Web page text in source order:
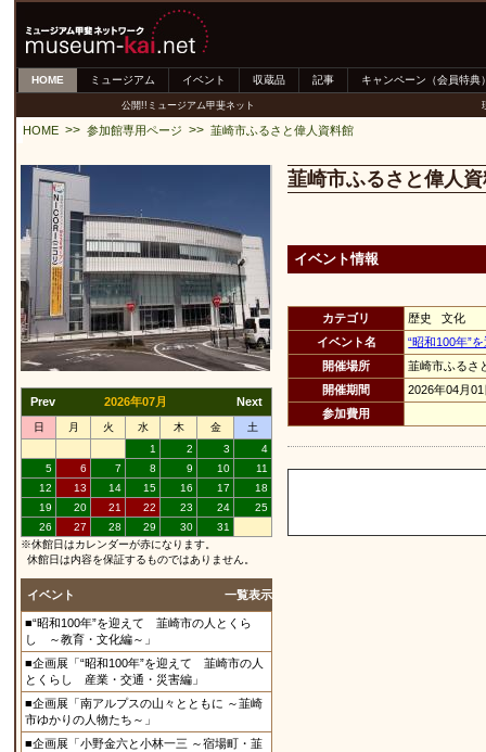
HOME ミュージアム イベント 収蔵品 記事 キャンペーン（会員特典
公開!!ミュージアム甲斐ネット
HOME >> 参加館専用ページ >> 韮崎市ふるさと偉人資料館
Prev 2026年07月 Next
日 月 火 水 木 金
土
1
2 3
4
5
6 7 8 9 10
11
12
13 14 15 16 17
18
19
20 21 22 23 24
25
26
27 28 29 30
31
※休館日はカレンダーが赤になります。
休館日は内容を保証するものではありません。
イベント 一覧表示
■“昭和100年”を迎えて 韮崎市の人とくら
し ～教育・文化編～」
■企画展「“昭和100年”を迎えて 韮崎市の人
とくらし 産業・交通・災害編」
■企画展「南アルプスの山々とともに ～韮崎
市ゆかりの人物たち～」
■企画展「小野金六と小林一三 ～宿場町・韮
韮崎市ふるさと偉人
イベント情報
カテゴリ
歴史 文化
イベント名
“昭和100年”
開催場所
韮崎市ふるさ
開催期間
2026年04月
参加費用